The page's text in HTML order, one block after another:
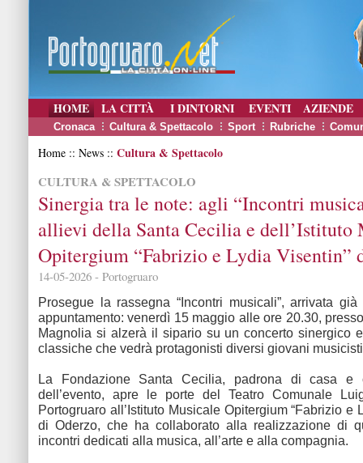
HOME LA CITTÀ I DINTORNI EVENTI AZIENDE
Cronaca Cultura & Spettacolo Sport Rubriche
Home :: News :: Cultura & Spettacolo
CULTURA & SPETTACOLO
Sinergia tra le note: agli “Incontri
allievi della Santa Cecilia e dell’Istituto
Opitergium “Fabrizio e Lydia Visentin”
14-05-2026 - Portogruaro
Prosegue la rassegna “Incontri musicali”, arrivata
appuntamento: venerdì 15 maggio alle ore 20.30,
Magnolia si alzerà il sipario su un concerto sinergico
classiche che vedrà protagonisti diversi giovani
La Fondazione Santa Cecilia, padrona di casa e
dell’evento, apre le porte del Teatro Comunale
Portogruaro all’Istituto Musicale Opitergium “Fabrizio e
di Oderzo, che ha collaborato alla realizzazione di
incontri dedicati alla musica, all’arte e alla compagnia.